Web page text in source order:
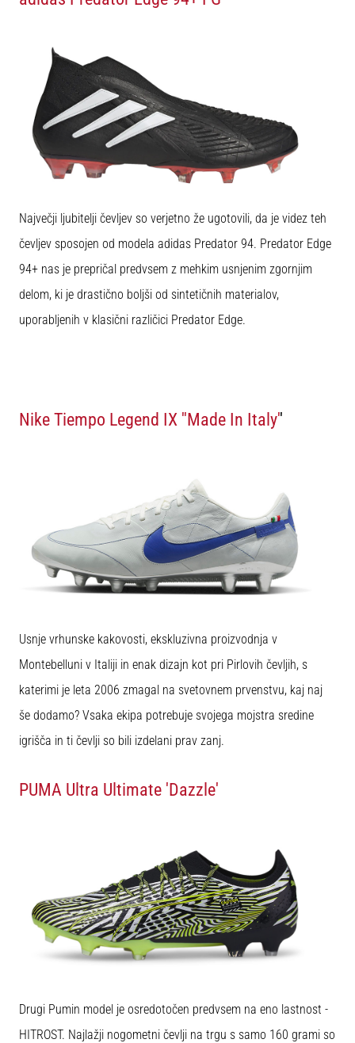
Največji ljubitelji čevljev so verjetno že ugotovili, da je videz teh
čevljev sposojen od modela adidas Predator 94. Predator Edge
94+ nas je prepričal predvsem z mehkim usnjenim zgornjim
delom, ki je drastično boljši od sintetičnih materialov,
uporabljenih v klasični različici Predator Edge.
Nike Tiempo Legend IX ''Made In Italy''
Usnje vrhunske kakovosti, ekskluzivna proizvodnja v
Montebelluni v Italiji in enak dizajn kot pri Pirlovih čevljih, s
katerimi je leta 2006 zmagal na svetovnem prvenstvu, kaj naj
še dodamo? Vsaka ekipa potrebuje svojega mojstra sredine
igrišča in ti čevlji so bili izdelani prav zanj.
PUMA Ultra Ultimate 'Dazzle'
Drugi Pumin model je osredotočen predvsem na eno lastnost -
HITROST. Najlažji nogometni čevlji na trgu s samo 160 grami so